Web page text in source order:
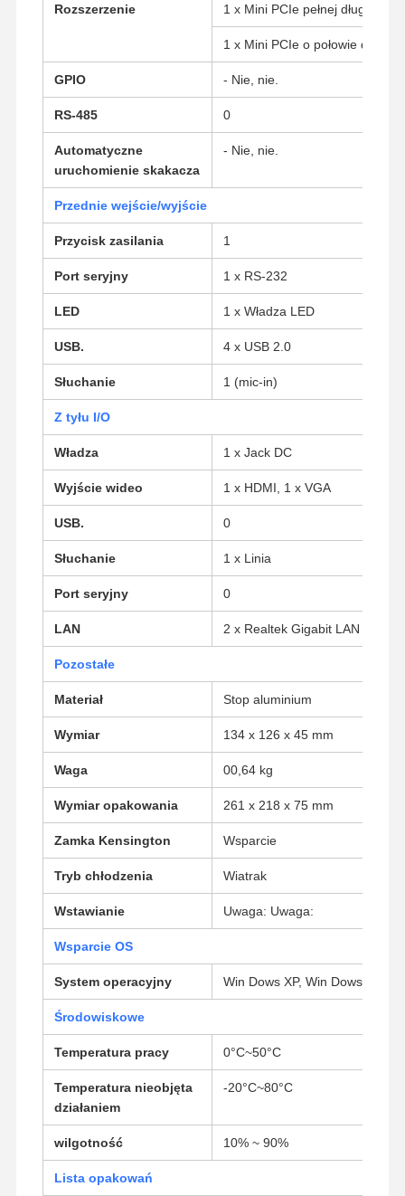
Dom Produkty O Nas
Wycieczka
Po Fabryce
Kontrola
Jakości
Się Z Nami
Rozmawiaj
Teraz.
Firewall Mini PC
Minikomputer przemysłowy
1U Rackmount PC
Minikomputer POE
NAS Mini PC
Celeron Mini PC
Core Mini PC
Minikomputer biurowy
Przemysłowa płyta główna
Płyta główna zaporu
Rozszerzenie 1 x Mini PCIe pełnej długości
1 x Mini PCIe o połowie
GPIO - Nie, nie.
RS-485 0
Automatyczne
uruchomienie skakacza
- Nie, nie.
Przednie wejście/wyjście
Przycisk zasilania 1
Port seryjny 1 x RS-232
LED 1 x Władza LED
USB. 4 x USB 2.0
Słuchanie 1 (mic-in)
Z tyłu I/O
Władza 1 x Jack DC
Wyjście wideo 1 x HDMI, 1 x VGA
USB. 0
Słuchanie 1 x Linia
Port seryjny 0
LAN 2 x Realtek Gigabit LAN
Pozostałe
Materiał Stop aluminium
Wymiar 134 x 126 x 45 mm
Waga 00,64 kg
Wymiar opakowania 261 x 218 x 75 mm
Zamka Kensington Wsparcie
Tryb chłodzenia Wiatrak
Wstawianie Uwaga: Uwaga:
Wsparcie OS
System operacyjny Win Dows XP, Win Dows 7,
Środowiskowe
Temperatura pracy 0°C~50°C
Temperatura nieobjęta
działaniem
-20°C~80°C
wilgotność 10% ~ 90%
Lista opakowań